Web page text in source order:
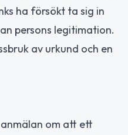
ha försökt ta sig in
persons legitimation.
av urkund och en
om att ett